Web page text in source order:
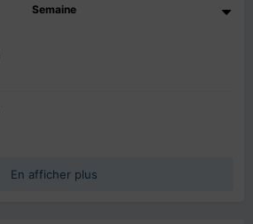
Semaine
En afficher plus